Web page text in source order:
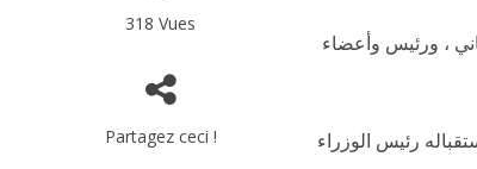
318 Vues
Partagez ceci !
، ورئيس وأعضاء
رئيس الوزراء